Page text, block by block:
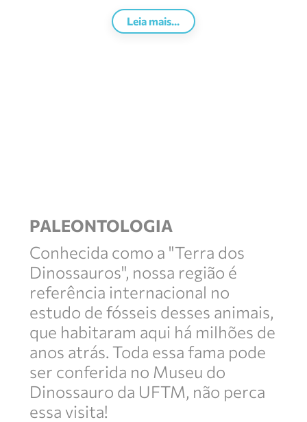
Leia mais...
PALEONTOLOGIA
Conhecida como a "Terra dos
Dinossauros", nossa região é
referência internacional no
estudo de fósseis desses animais,
que habitaram aqui há milhões de
anos atrás. Toda essa fama pode
ser conferida no Museu do
Dinossauro da UFTM, não perca
essa visita!